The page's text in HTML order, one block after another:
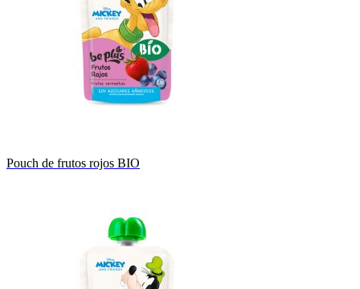
Pouch de frutos rojos BIO